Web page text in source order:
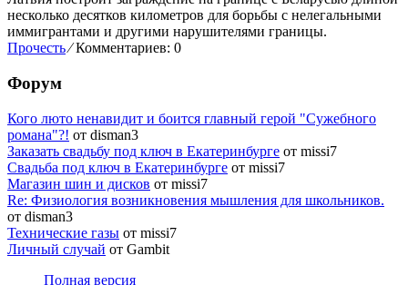
несколько десятков километров для борьбы с нелегальными
иммигрантами и другими нарушителями границы.
Прочесть ⁄Комментариев: 0
Форум
Кого люто ненавидит и боится главный герой "Сужебного
романа"?! от disman3
Заказать свадьбу под ключ в Екатеринбурге от missi7
Cвадьба под ключ в Екатеринбурге от missi7
Магазин шин и дисков от missi7
Re: Физиология возникновения мышления для школьников.
от disman3
Технические газы от missi7
Личный случай от Gambit
Полная версия